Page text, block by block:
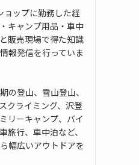
ョップに勤務した経
キャンプ用品・車中
販売現場で得た知識
報発信を行っていま
の登山、雪山登山、
クライミング、沢登
リーキャンプ、バイ
旅行、車中泊など、
幅広いアウトドアを